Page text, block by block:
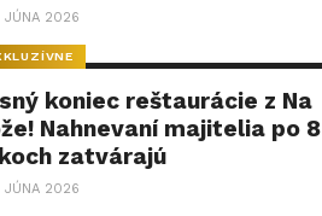
JÚNA 2026
koniec reštaurácie z Na
Nahnevaní majitelia po 8
zatvárajú
JÚNA 2026